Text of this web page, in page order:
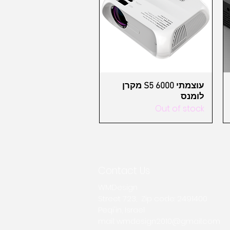
Quick Viewמקרן S5 עוצמתי 6000
לומנס
Out of stock